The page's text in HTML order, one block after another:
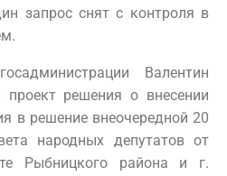
запрос снят с контроля в
Валентин
проект решения о внесении
в решение внеочередной 20
народных депутатов от
Рыбницкого района и г.